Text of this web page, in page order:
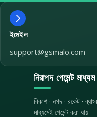
ইমেইল
support@gsmalo.com
নিরাপদ পেমেন্ট মাধ্যম
বিকাশ · নগদ · রকেট ·
মাধ্যমেই পেমেন্ট করা যায়